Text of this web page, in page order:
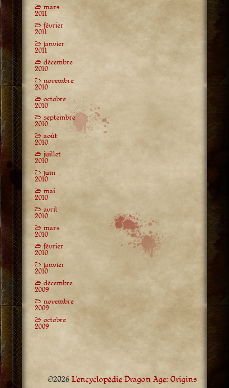
mars
2011
février
2011
janvier
2011
décembre
2010
novembre
2010
octobre
2010
septembre
2010
août
2010
juillet
2010
juin
2010
mai
2010
avril
2010
mars
2010
février
2010
janvier
2010
décembre
2009
novembre
2009
octobre
2009
©2026 L'encyclopédie Dragon Age: Origins